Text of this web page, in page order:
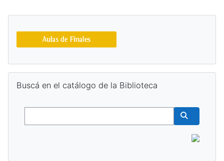
Bloques suplementarios
Buscá en el catálogo de la Biblioteca
Buscar